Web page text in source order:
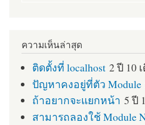
ความเห็นล่าสุด
ติดตั้งที่ localhost 2 ปี 10
ปัญหาคงอยู่ที่ตัว Module
ถ้าอยากจะแยกหน้า 5 ปี
สามารถลองใช้ Module